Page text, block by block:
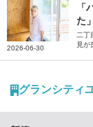
2026-06-30
「
た
る
二丁
見
グランシティ